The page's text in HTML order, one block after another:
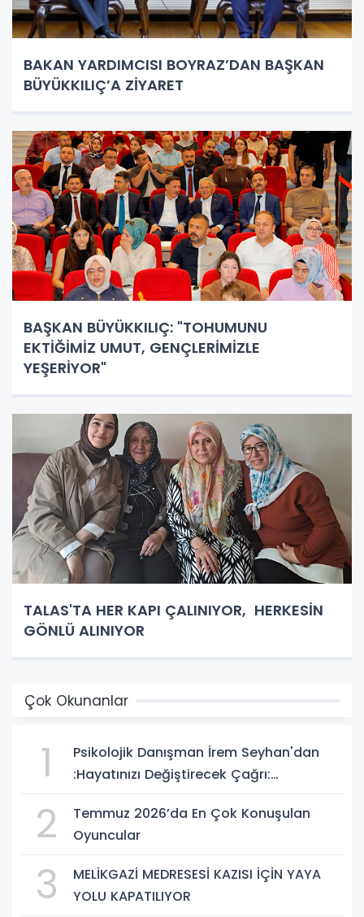
BAKAN YARDIMCISI BOYRAZ’DAN BAŞKAN
BÜYÜKKILIÇ’A ZİYARET
BAŞKAN BÜYÜKKILIÇ: "TOHUMUNU
EKTİĞİMİZ UMUT, GENÇLERİMİZLE
YEŞERİYOR"
TALAS'TA HER KAPI ÇALINIYOR, HERKESİN
GÖNLÜ ALINIYOR
Çok Okunanlar
1
Psikolojik Danışman İrem Seyhan'dan
:Hayatınızı Değiştirecek Çağrı:
Atın!
2
Temmuz 2026’da En Çok Konuşulan
Oyuncular
3
MELİKGAZİ MEDRESESİ KAZISI İÇİN YAYA
YOLU KAPATILIYOR